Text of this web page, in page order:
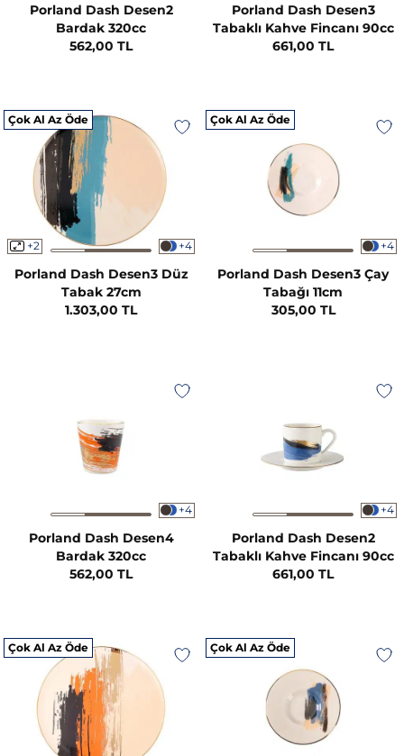
Porland Dash Desen2
Bardak 320cc
562,00 TL
Porland Dash Desen3
Tabaklı Kahve Fincanı 90cc
661,00 TL
Çok Al Az Öde
+2 +4
Porland Dash Desen3 Düz
Tabak 27cm
1.303,00 TL
Çok Al Az Öde
+4
Porland Dash Desen3 Çay
Tabağı 11cm
305,00 TL
+4
Porland Dash Desen4
Bardak 320cc
562,00 TL
+4
Porland Dash Desen2
Tabaklı Kahve Fincanı 90cc
661,00 TL
Çok Al Az Öde Çok Al Az Öde